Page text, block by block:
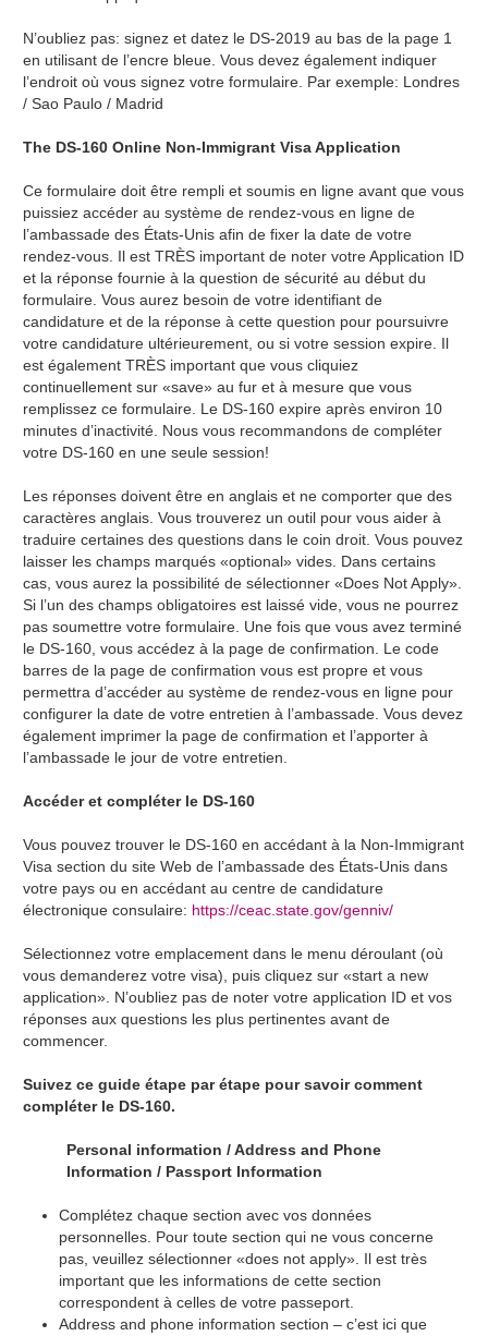
N’oubliez pas: signez et datez le DS-2019 au bas de la page 1
en utilisant de l’encre bleue. Vous devez également indiquer
l’endroit où vous signez votre formulaire. Par exemple: Londres
/ Sao Paulo / Madrid
The DS-160 Online Non-Immigrant Visa Application
Ce formulaire doit être rempli et soumis en ligne avant que vous
puissiez accéder au système de rendez-vous en ligne de
l’ambassade des États-Unis afin de fixer la date de votre
rendez-vous. Il est TRÈS important de noter votre Application ID
et la réponse fournie à la question de sécurité au début du
formulaire. Vous aurez besoin de votre identifiant de
candidature et de la réponse à cette question pour poursuivre
votre candidature ultérieurement, ou si votre session expire. Il
est également TRÈS important que vous cliquiez
continuellement sur «save» au fur et à mesure que vous
remplissez ce formulaire. Le DS-160 expire après environ 10
minutes d’inactivité. Nous vous recommandons de compléter
votre DS-160 en une seule session!
Les réponses doivent être en anglais et ne comporter que des
caractères anglais. Vous trouverez un outil pour vous aider à
traduire certaines des questions dans le coin droit. Vous pouvez
laisser les champs marqués «optional» vides. Dans certains
cas, vous aurez la possibilité de sélectionner «Does Not Apply».
Si l’un des champs obligatoires est laissé vide, vous ne pourrez
pas soumettre votre formulaire. Une fois que vous avez terminé
le DS-160, vous accédez à la page de confirmation. Le code
barres de la page de confirmation vous est propre et vous
permettra d’accéder au système de rendez-vous en ligne pour
configurer la date de votre entretien à l’ambassade. Vous devez
également imprimer la page de confirmation et l’apporter à
l’ambassade le jour de votre entretien.
Accéder et compléter le DS-160
Vous pouvez trouver le DS-160 en accédant à la Non-Immigrant
Visa section du site Web de l’ambassade des États-Unis dans
votre pays ou en accédant au centre de candidature
électronique consulaire: https://ceac.state.gov/genniv/
Sélectionnez votre emplacement dans le menu déroulant (où
vous demanderez votre visa), puis cliquez sur «start a new
application». N’oubliez pas de noter votre application ID et vos
réponses aux questions les plus pertinentes avant de
commencer.
Suivez ce guide étape par étape pour savoir comment
compléter le DS-160.
Personal information / Address and Phone
Information / Passport Information
Complétez chaque section avec vos données
personnelles. Pour toute section qui ne vous concerne
pas, veuillez sélectionner «does not apply». Il est très
important que les informations de cette section
correspondent à celles de votre passeport.
Address and phone information section – c’est ici que